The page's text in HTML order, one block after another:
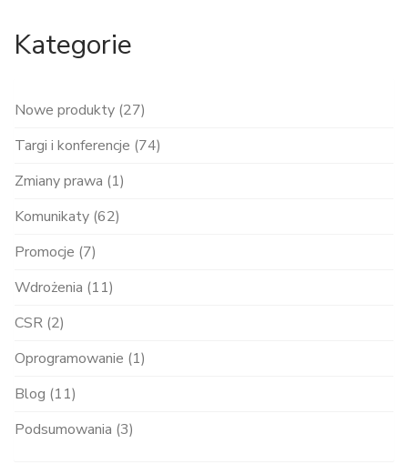
Kategorie
Nowe produkty (27)
Targi i konferencje (74)
Zmiany prawa (1)
Komunikaty (62)
Promocje (7)
Wdrożenia (11)
CSR (2)
Oprogramowanie (1)
Blog (11)
Podsumowania (3)